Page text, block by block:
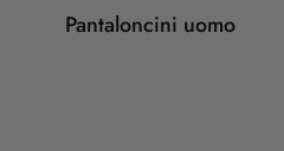
Pantaloncini uomo